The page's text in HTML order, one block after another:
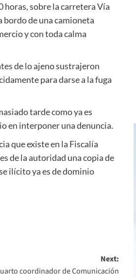
horas, sobre la carretera Vía
bordo de una camioneta
y con toda calma
de lo ajeno sustrajeron
para darse a la fuga
tarde como ya es
en interponer una denuncia.
que existe en la Fiscalía
de la autoridad una copia de
ilícito ya es de dominio
Next:
coordinador de Comunicación